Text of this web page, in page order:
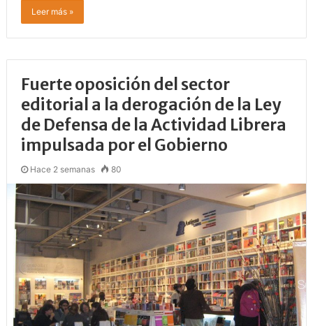
Leer más »
Fuerte oposición del sector
editorial a la derogación de la Ley
de Defensa de la Actividad Librera
impulsada por el Gobierno
Hace 2 semanas 80